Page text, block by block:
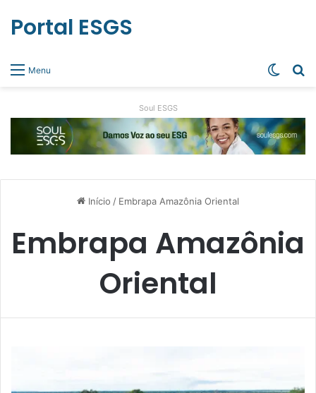
Menu
Portal ESGS
Soul ESGS
Início / Embrapa Amazônia Oriental
Embrapa Amazônia
Oriental